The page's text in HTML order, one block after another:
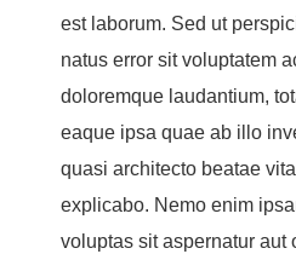
est laborum. Sed ut
natus error sit voluptatem
doloremque laudantium,
eaque ipsa quae ab illo
quasi architecto beatae
explicabo. Nemo enim
voluptas sit aspernatur aut